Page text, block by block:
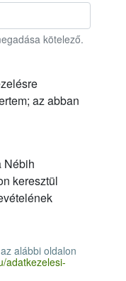
vele, kérjük,
kötelező.
az abban
Nébih
keresztül
alábbi oldalon
adatkezelesi-